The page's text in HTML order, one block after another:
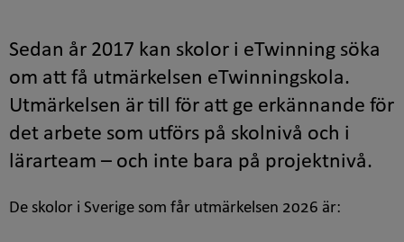
Sedan år 2017 kan skolor i eTwinning söka
om att få utmärkelsen eTwinningskola.
Utmärkelsen är till för att ge erkännande för
det arbete som utförs på skolnivå och i
lärarteam – och inte bara på projektnivå.
De skolor i Sverige som får utmärkelsen 2026 är: